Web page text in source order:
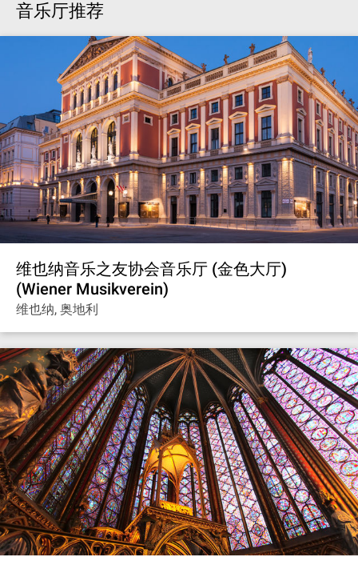
音乐厅推荐
维也纳音乐之友协会音乐厅 (金色大厅)
(Wiener Musikverein)
维也纳, 奥地利